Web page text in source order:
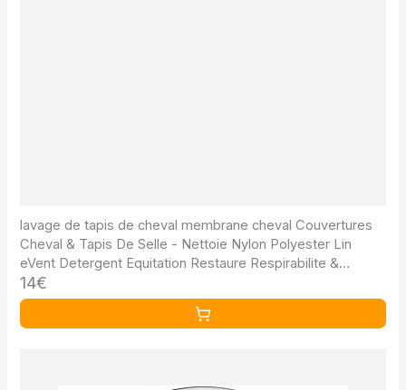
lavage de tapis de cheval membrane cheval Couvertures
Cheval & Tapis De Selle - Nettoie Nylon Polyester Lin
eVent Detergent Equitation Restaure Respirabilite &
Imperméabilisation, 500ml
14€